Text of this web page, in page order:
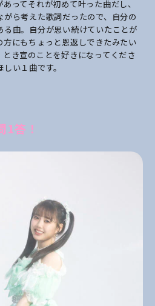
ってそれが初めて叶った曲だし、
ら考えた歌詞だったので、自分の
曲。 自分が思い続けていたことが
にもちょっと恩返しできたみたい
き宣のことを好きになってくださ
い１曲です。
1答！